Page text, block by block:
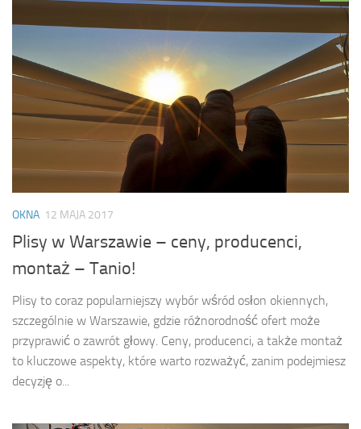
OKNA 12 MAJA 2017
Plisy w Warszawie – ceny, producenci,
montaż – Tanio!
Plisy to coraz popularniejszy wybór wśród osłon okiennych,
szczególnie w Warszawie, gdzie różnorodność ofert może
przyprawić o zawrót głowy. Ceny, producenci, a także montaż
to kluczowe aspekty, które warto rozważyć, zanim podejmiesz
decyzję o...